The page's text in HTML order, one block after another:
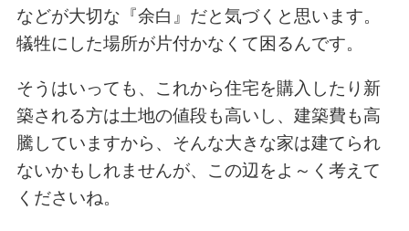
などが大切な『余白』だと気づくと思います。
犠牲にした場所が片付かなくて困るんです。
そうはいっても、これから住宅を購入したり新
築される方は土地の値段も高いし、建築費も高
騰していますから、そんな大きな家は建てられ
ないかもしれませんが、この辺をよ～く考えて
くださいね。